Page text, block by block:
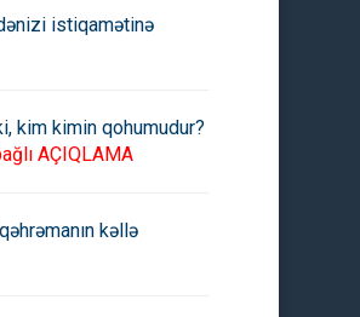
istiqamətinə
kim kimin qohumudur?
AÇIQLAMA
kəllə